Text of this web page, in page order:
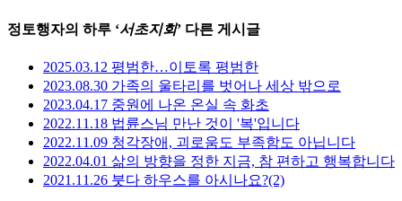
정토행자의 하루 ‘서초지회’ 다른 게시글
2025.03.12 평범한…이토록 평범한
2023.08.30 가족의 울타리를 벗어나 세상 밖으로
2023.04.17 중원에 나온 온실 속 화초
2022.11.18 법륜스님 만난 것이 '복'입니다
2022.11.09 청각장애, 괴로움도 부족함도 아닙니다
2022.04.01 삶의 방향을 정한 지금, 참 편하고 행복합니다
2021.11.26 붓다 하우스를 아시나요?(2)